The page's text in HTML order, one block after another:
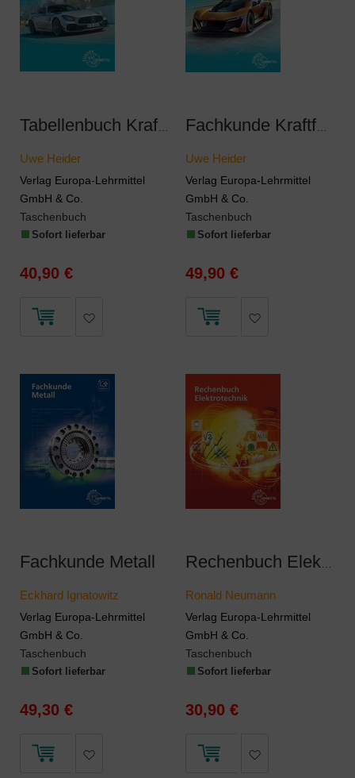
Uwe Heider
Verlag Europa-Lehrmittel
GmbH & Co.
Taschenbuch
Sofort lieferbar
40,90 €
Fachkunde Kraftfahrzeugtechnik
Uwe Heider
Verlag Europa-Lehrmittel
GmbH & Co.
Taschenbuch
Sofort lieferbar
49,90 €
Fachkunde Metall
Eckhard Ignatowitz
Verlag Europa-Lehrmittel
GmbH & Co.
Taschenbuch
Sofort lieferbar
49,30 €
Ronald Neumann
Verlag Europa-Lehrmittel
GmbH & Co.
Taschenbuch
Sofort lieferbar
30,90 €